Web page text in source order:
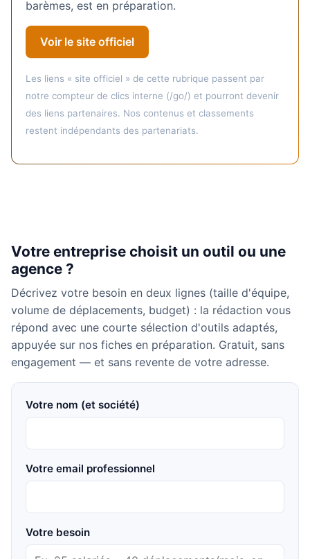
barèmes, est en préparation.
Voir le site officiel
Les liens « site officiel » de cette rubrique passent par
notre compteur de clics interne (/go/) et pourront devenir
des liens partenaires. Nos contenus et classements
restent indépendants des partenariats.
Votre entreprise choisit un outil ou une
agence ?
Décrivez votre besoin en deux lignes (taille d'équipe,
volume de déplacements, budget) : la rédaction vous
répond avec une courte sélection d'outils adaptés,
appuyée sur nos fiches en préparation. Gratuit, sans
engagement — et sans revente de votre adresse.
Votre nom (et société)
Votre email professionnel
Votre besoin